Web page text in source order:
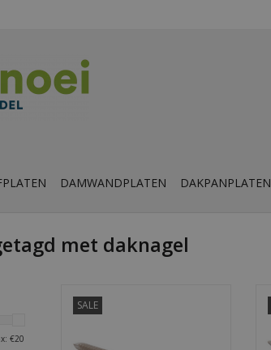
DAMWANDPLATEN DAKPANPLATEN
met daknagel
€20
SALEper doos à 135 stuks